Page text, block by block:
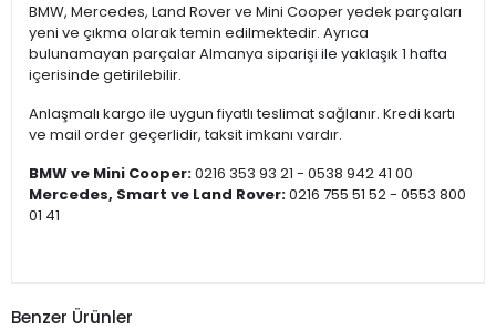
BMW, Mercedes, Land Rover ve Mini Cooper yedek parçaları
yeni ve çıkma olarak temin edilmektedir. Ayrıca
bulunamayan parçalar Almanya siparişi ile yaklaşık 1 hafta
içerisinde getirilebilir.
Anlaşmalı kargo ile uygun fiyatlı teslimat sağlanır. Kredi kartı
ve mail order geçerlidir, taksit imkanı vardır.
BMW ve Mini Cooper:0216 353 93 21 - 0538 942 41 00
Mercedes, Smart ve Land Rover:0216 755 51 52 - 0553 800
01 41
Benzer Ürünler